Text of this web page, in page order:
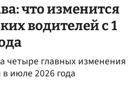
что изменится
водителей с 1
четыре главных изменения
июле 2026 года